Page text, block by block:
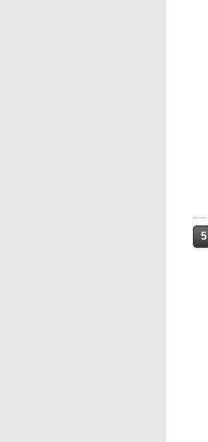
5